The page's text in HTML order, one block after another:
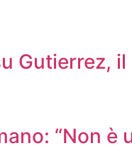
Gutierrez,
“Non è